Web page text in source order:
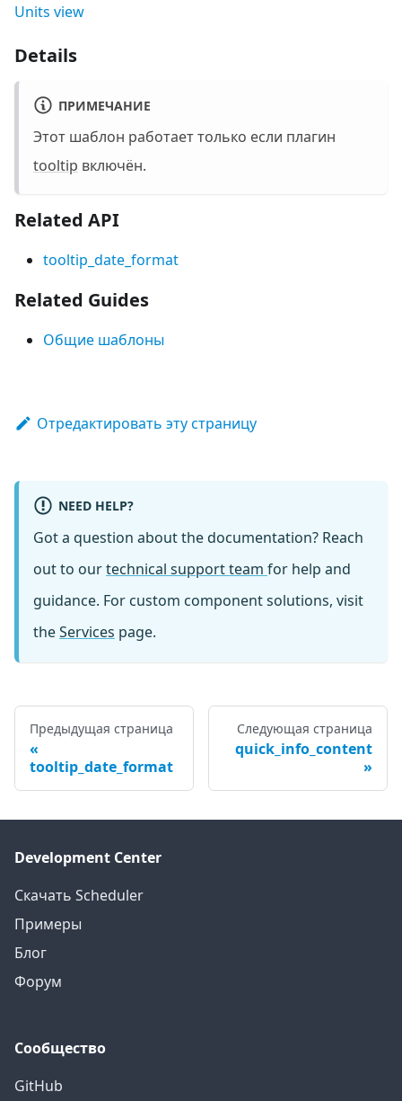
Units view
Details
ПРИМЕЧАНИЕ
Этот шаблон работает только если плагин
tooltip включён.
Related API
tooltip_date_format
Related Guides
Общие шаблоны
Отредактировать эту страницу
NEED HELP?
Got a question about the documentation? Reach
out to ourtechnical support team for help and
guidance. For custom component solutions, visit
theServices page.
Предыдущая страница
tooltip_date_format
Следующая страница
quick_info_content
Development Center
Скачать Scheduler
Примеры
Блог
Форум
Сообщество
GitHub